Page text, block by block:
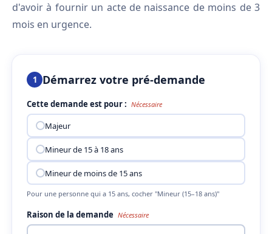
d'avoir à fournir un acte de naissance de moins de 3
mois en urgence.
1 Démarrez votre pré-demande
Cette demande est pour : Nécessaire
Majeur
Mineur de 15 à 18 ans
Mineur de moins de 15 ans
Pour une personne qui a 15 ans, cocher "Mineur (15–18 ans)"
Raison de la demande Nécessaire